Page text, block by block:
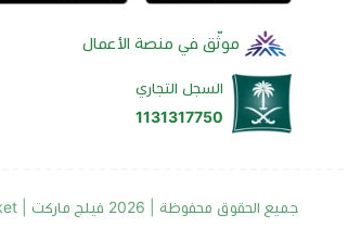
موثّق في منصة الأعمال
السجل التجاري
1131317750
جميع الحقوق محفوظة | 2026 فيلج ماركت | VMarket